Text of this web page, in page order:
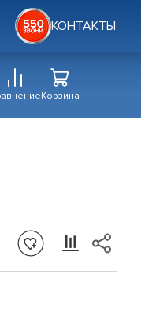
КОНТАКТЫ
Корзина